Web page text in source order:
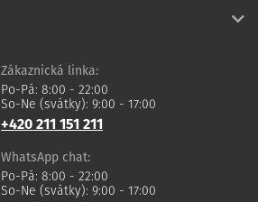
Zákaznická linka:
Po-Pá: 8:00 - 22:00
So-Ne (svátky): 9:00 - 17:00
+420 211 151 211
WhatsApp chat:
Po-Pá: 8:00 - 22:00
So-Ne (svátky): 9:00 - 17:00